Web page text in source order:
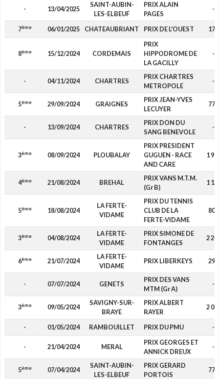
- 13/04/2025
SAINT-AUBIN-
LES-ELBEUF
PRIX ALAIN
PAGES
-
7ème 06/01/2025 CHATEAUBRIANT PRIX DE L'OUEST 175
8ème 15/12/2024 CORDEMAIS
PRIX
HIPPODROME DE
LA GACILLY
-
- 04/11/2024 CHARTRES
PRIX CHARTRES
METROPOLE
-
5ème 29/09/2024 GRAIGNES
PRIX JEAN-YVES
LECUYER
775
- 13/09/2024 CHARTRES
PRIX DON DU
SANG BENEVOLE
-
3ème 08/09/2024 PLOUBALAY
PRIX PRESIDENT
GUGUEN - RACE
AND CARE
1
4ème 21/08/2024 BREHAL
PRIX VANS M.T.M.
(Gr B)
1
5ème 18/08/2024
LA FERTE-
VIDAME
PRIX DU TENNIS
CLUB DE LA
FERTE-VIDAME
800
3ème 04/08/2024
LA FERTE-
VIDAME
PRIX SIMONE DE
FONTANGES
2
6ème 21/07/2024
LA FERTE-
VIDAME
PRIX LIBERKEYS 290
- 07/07/2024 GENETS
PRIX DES VANS
MTM (Gr A)
-
3ème 09/05/2024
SAVIGNY-SUR-
BRAYE
PRIX ALBERT
RAYER
2
- 01/05/2024 RAMBOUILLET PRIX DU PMU -
- 21/04/2024 MERAL
PRIX GEORGES ET
ANNICK DREUX
-
5ème 07/04/2024
SAINT-AUBIN-
LES-ELBEUF
PRIX GERARD
PORTOIS
775